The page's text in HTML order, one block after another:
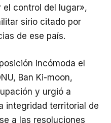
el control del lugar»,
sirio citado por
de ese país.
incómoda el
Ban Ki-moon,
y urgió a
integridad territorial de
a las resoluciones